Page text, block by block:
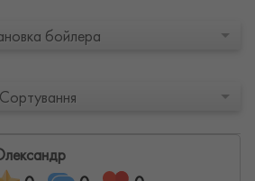
бойлера
Сортування